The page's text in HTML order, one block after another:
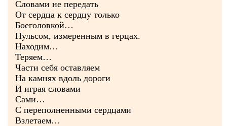
Словами не передать
От сердца к сердцу только
Боеголовкой…
Пульсом, измеренным в герцах.
Находим…
Теряем…
Части себя оставляем
На камнях вдоль дороги
И играя словами
Сами…
С переполненными сердцами
Взлетаем…